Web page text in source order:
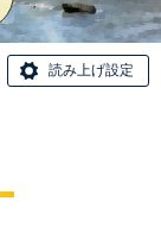
読み上げ設定